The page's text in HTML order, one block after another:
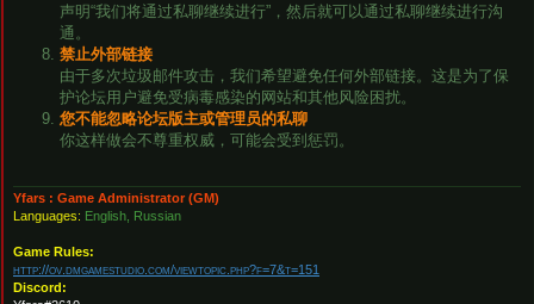
声明“我们将通过私聊继续进行”，然后就可以通过私聊继续进行沟
通。
禁止外部链接
由于多次垃圾邮件攻击，我们希望避免任何外部链接。这是为了保
护论坛用户避免受病毒感染的网站和其他风险困扰。
您不能忽略论坛版主或管理员的私聊
你这样做会不尊重权威，可能会受到惩罚。
Yfars : Game Administrator (GM)
Languages: English, Russian
Game Rules:
http://ov.dmgamestudio.com/viewtopic.php?f=7&t=151
Discord: